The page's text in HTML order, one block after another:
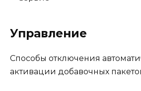
Управление
Способы отключения
активации добавочных